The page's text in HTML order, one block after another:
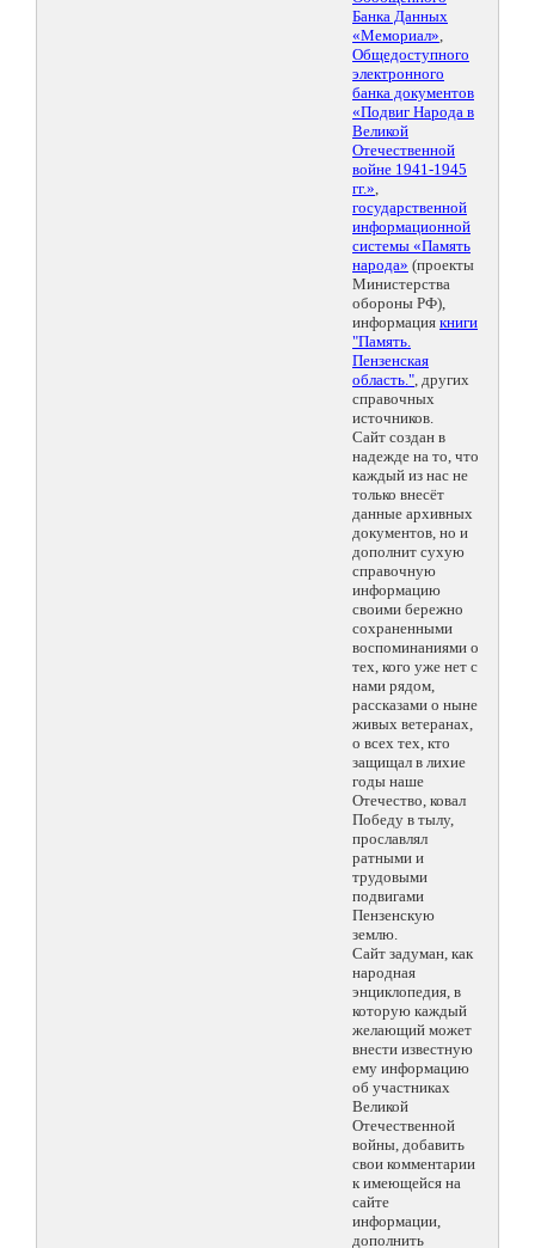
Банка Данных
«Мемориал»,
Общедоступного
электронного
банка документов
«Подвиг Народа в
Великой
Отечественной
войне 1941-1945
гг.»,
государственной
информационной
системы «Память
народа» (проекты
Министерства
обороны РФ),
информация книги
"Память.
Пензенская
область.", других
справочных
источников.
Сайт создан в
надежде на то, что
каждый из нас не
только внесёт
данные архивных
документов, но и
дополнит сухую
справочную
информацию
своими бережно
сохраненными
воспоминаниями о
тех, кого уже нет с
нами рядом,
рассказами о ныне
живых ветеранах,
о всех тех, кто
защищал в лихие
годы наше
Отечество, ковал
Победу в тылу,
прославлял
ратными и
трудовыми
подвигами
Пензенскую
землю.
Сайт задуман, как
народная
энциклопедия, в
которую каждый
желающий может
внести известную
ему информацию
об участниках
Великой
Отечественной
войны, добавить
свои комментарии
к имеющейся на
сайте
информации,
дополнить